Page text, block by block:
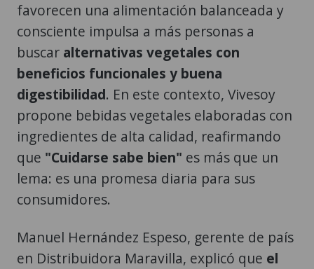
favorecen una alimentación balanceada y
consciente impulsa a más personas a
buscar alternativas vegetales con
beneficios funcionales y buena
digestibilidad. En este contexto, Vivesoy
propone bebidas vegetales elaboradas con
ingredientes de alta calidad, reafirmando
que "Cuidarse sabe bien" es más que un
lema: es una promesa diaria para sus
consumidores.
Manuel Hernández Espeso, gerente de país
en Distribuidora Maravilla, explicó que el